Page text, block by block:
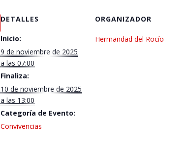
DETALLES
Inicio:
9 de noviembre de 2025
a las 07:00
Finaliza:
10 de noviembre de 2025
a las 13:00
Categoría de Evento:
Convivencias
ORGANIZADOR
Hermandad del Rocío